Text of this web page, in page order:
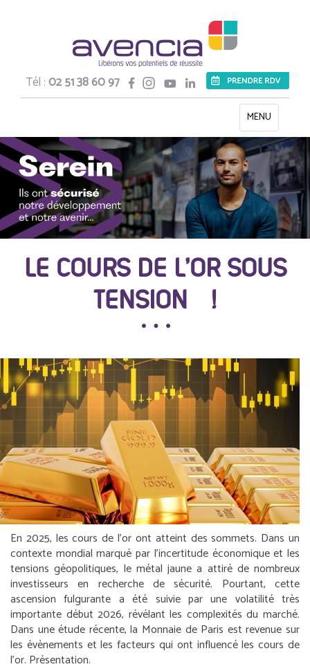
Tél :02 51 38 60 97
Toggle
navigation
MENU
LE COURS DE L’OR SOUS
TENSION !
En 2025, les cours de l’or ont atteint des sommets. Dans un
contexte mondial marqué par l’incertitude économique et les
tensions géopolitiques, le métal jaune a attiré de nombreux
investisseurs en recherche de sécurité. Pourtant, cette
ascension fulgurante a été suivie par une volatilité très
importante début 2026, révélant les complexités du marché.
Dans une étude récente, la Monnaie de Paris est revenue sur
les évènements et les facteurs qui ont influencé les cours de
l’or. Présentation.